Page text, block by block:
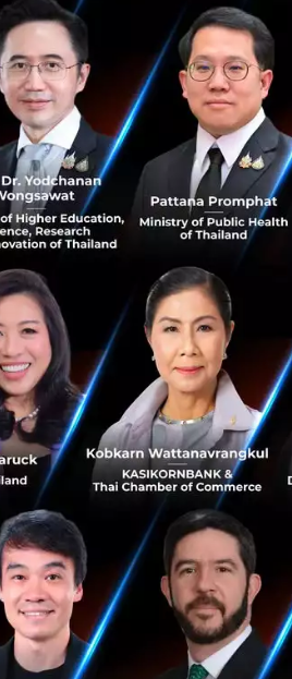
คือตัวอย่างที่ชัดเจนของการเดิ
อ Gmail ต่างใช้เทคโนโลยีนี้เพื่อพัฒ
ทเทคฯ อื่นๆ อย่าง Apple, Meta,
ทคโนโลยีโดยตรง (Non-Tech) ว่
ายที่ทำให้บริษัทเหล่านั้นมาลงสนา
ได้ให้ความเห็นว่า
ที่เยอะและต้องการผู้น
ที่ไม่หนุนเรื่อง AI ไม่ไ